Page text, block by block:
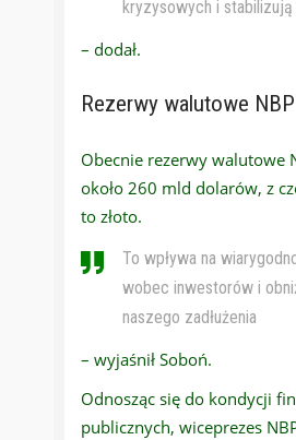
kryzysowych i stabilizują
– dodał.
Rezerwy walutowe NBP
Obecnie rezerwy walutowe
około 260 mld dolarów, z
to złoto.
To wpływa na
wobec inwestorów i
naszego zadłużenia
– wyjaśnił Soboń.
Odnosząc się do kondycji
publicznych, wiceprezes